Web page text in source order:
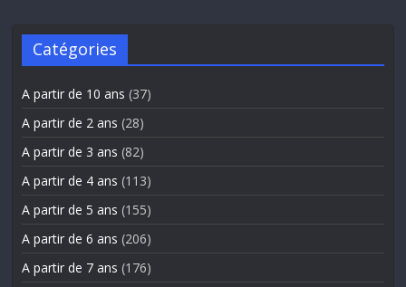
Catégories
A partir de 10 ans (37)
A partir de 2 ans (28)
A partir de 3 ans (82)
A partir de 4 ans (113)
A partir de 5 ans (155)
A partir de 6 ans (206)
A partir de 7 ans (176)